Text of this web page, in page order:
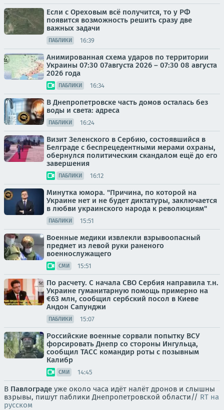
Если с Ореховым всё получится, то у РФ
появится возможность решить сразу две
важных задачи
ПАБЛИКИ 16:39
Анимированная схема ударов по территории
Украины 07:30 07августа 2026 – 07:30 08 августа
2026 года
ПАБЛИКИ 16:34
В Днепропетровске часть домов осталась без
воды и света: адреса
ПАБЛИКИ 16:24
Визит Зеленского в Сербию, состоявшийся в
Белграде с беспрецедентными мерами охраны,
обернулся политическим скандалом ещё до его
завершения
ПАБЛИКИ 16:12
Минутка юмора. "Причина, по которой на
Украине нет и не будет диктатуры, заключается
в любви украинского народа к революциям"
ПАБЛИКИ 15:51
Военные медики извлекли взрывоопасный
предмет из левой руки раненого
военнослужащего
СМИ 15:51
По расчету. С начала СВО Сербия направила т.н.
Украине гуманитарную помощь примерно на
€63 млн, сообщил сербский посол в Киеве
Андон Сапунджи
ПАБЛИКИ 15:07
Российские военные сорвали попытку ВСУ
форсировать Днепр со стороны Ингульца,
сообщил ТАСС командир роты с позывным
Калибр
СМИ 14:45
В Павлограде уже около часа идёт налёт дронов и слышны
взрывы, пишут паблики Днепропетровской области// RT на
русском